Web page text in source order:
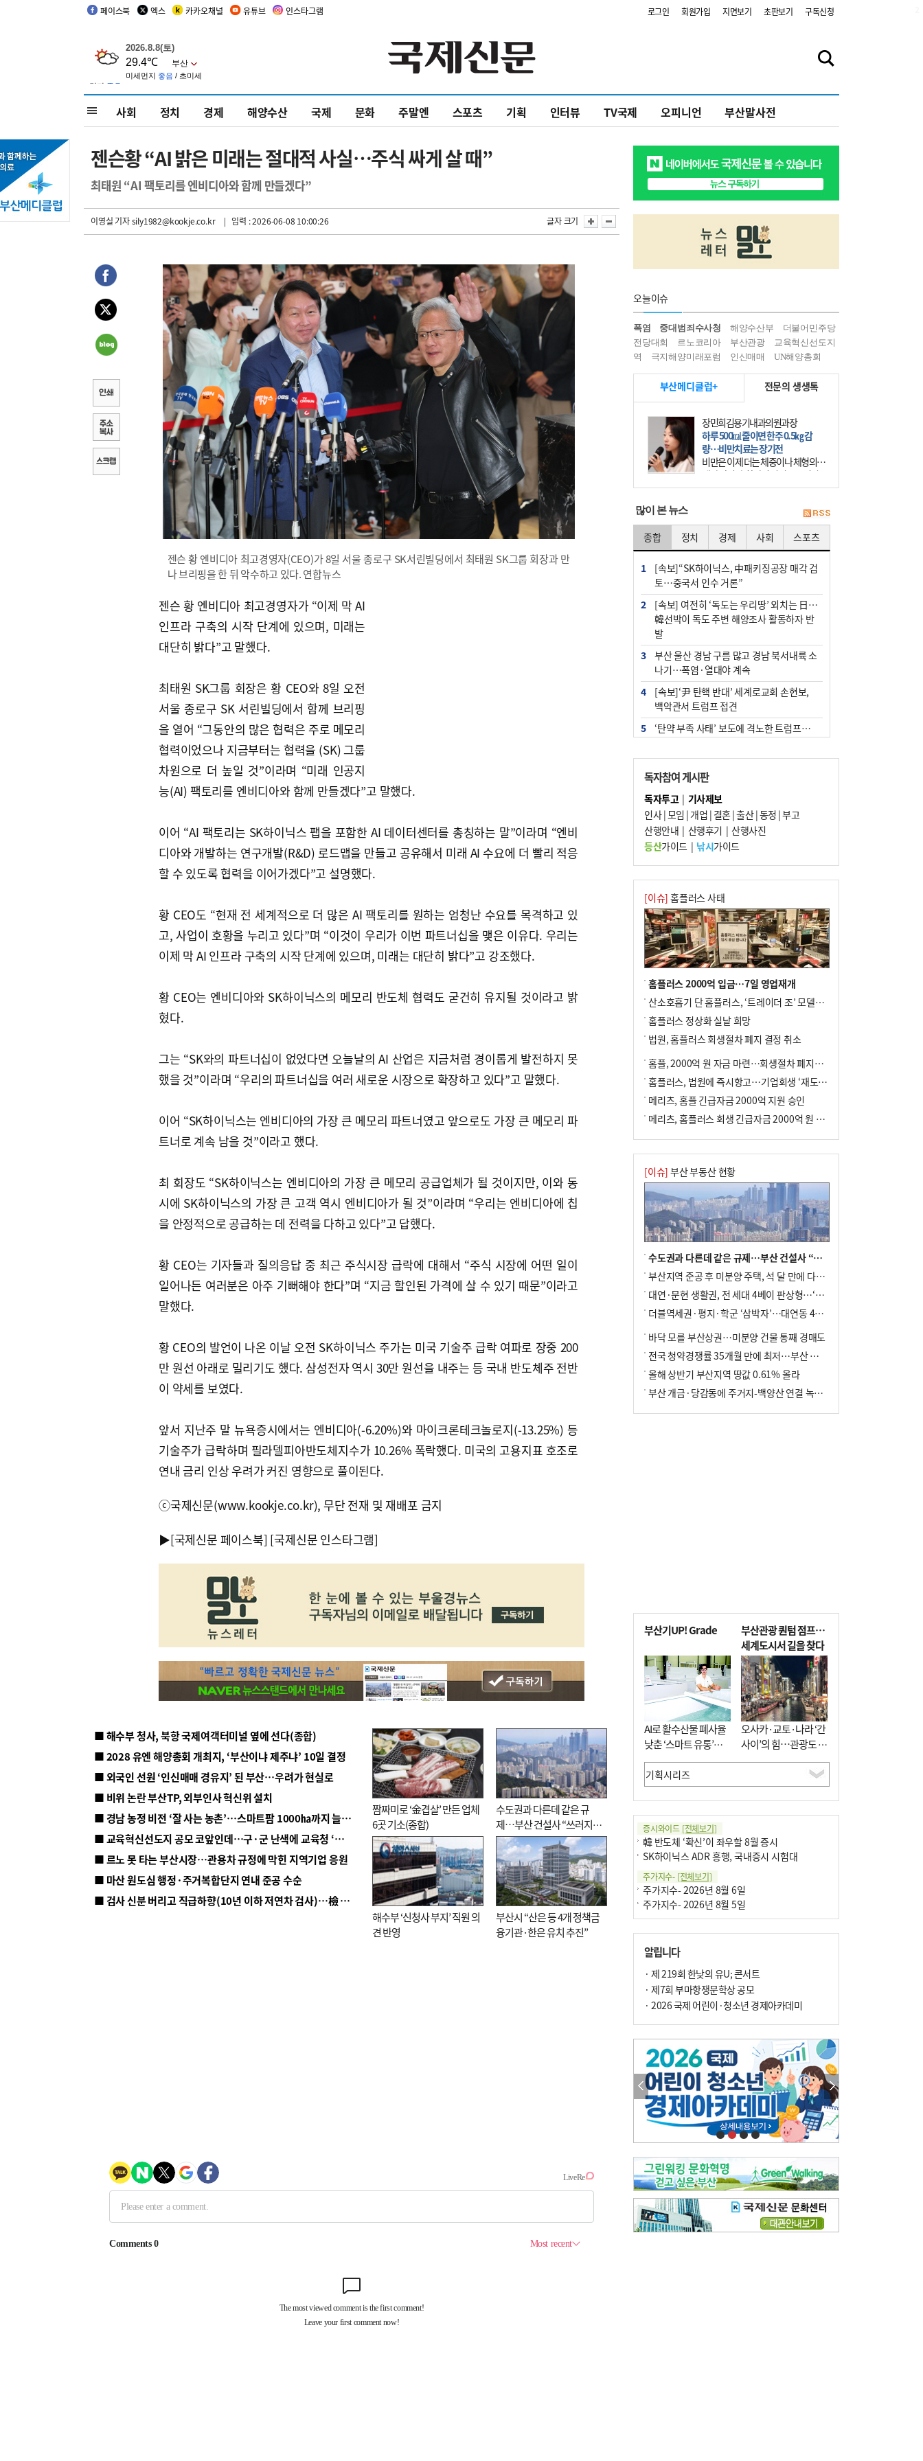
페이스북 엑스 카카오채널 유튜브 인스타그램 로그인 회원가입 지면보기 초판보기 구독신청
사회 정치 경제 해양수산 국제 문화 주말엔 스포츠 기획 인터뷰 TV국제 오피니언 부산말사전
젠슨황 “AI 밝은 미래는 절대적 사실…주식 싸게 살 때”
최태원 “AI 팩토리를 엔비디아와 함께 만들겠다”
이영실 기자sily1982@kookje.co.kr | 입력 : 2026-06-08 10:00:26 글자 크기
젠슨 황 엔비디아 최고경영자(CEO)가 8일 서울 종로구 SK서린빌딩에서 최태원 SK그룹 회장과 만
나 브리핑을 한 뒤 악수하고 있다. 연합뉴스
젠슨 황 엔비디아 최고경영자가 “이제 막 AI
인프라 구축의 시작 단계에 있으며, 미래는
대단히 밝다”고 말했다.
최태원 SK그룹 회장은 황 CEO와 8일 오전
서울 종로구 SK 서린빌딩에서 함께 브리핑
을 열어 “그동안의 많은 협력은 주로 메모리
협력이었으나 지금부터는 협력을 (SK) 그룹
차원으로 더 높일 것”이라며 “미래 인공지
능(AI) 팩토리를 엔비디아와 함께 만들겠다”고 말했다.
이어 “AI 팩토리는 SK하이닉스 팹을 포함한 AI 데이터센터를 총칭하는 말”이라며 “엔비
디아와 개발하는 연구개발(R&D) 로드맵을 만들고 공유해서 미래 AI 수요에 더 빨리 적응
할 수 있도록 협력을 이어가겠다”고 설명했다.
황 CEO도 “현재 전 세계적으로 더 많은 AI 팩토리를 원하는 엄청난 수요를 목격하고 있
고, 사업이 호황을 누리고 있다”며 “이것이 우리가 이번 파트너십을 맺은 이유다. 우리는
이제 막 AI 인프라 구축의 시작 단계에 있으며, 미래는 대단히 밝다”고 강조했다.
황 CEO는 엔비디아와 SK하이닉스의 메모리 반도체 협력도 굳건히 유지될 것이라고 밝
혔다.
그는 “SK와의 파트너십이 없었다면 오늘날의 AI 산업은 지금처럼 경이롭게 발전하지 못
했을 것”이라며 “우리의 파트너십을 여러 새로운 시장으로 확장하고 있다”고 말했다.
이어 “SK하이닉스는 엔비디아의 가장 큰 메모리 파트너였고 앞으로도 가장 큰 메모리 파
트너로 계속 남을 것”이라고 했다.
최 회장도 “SK하이닉스는 엔비디아의 가장 큰 메모리 공급업체가 될 것이지만, 이와 동
시에 SK하이닉스의 가장 큰 고객 역시 엔비디아가 될 것”이라며 “우리는 엔비디아에 칩
을 안정적으로 공급하는 데 전력을 다하고 있다”고 답했다.
황 CEO는 기자들과 질의응답 중 최근 주식시장 급락에 대해서 “주식 시장에 어떤 일이
일어나든 여러분은 아주 기뻐해야 한다”며 “지금 할인된 가격에 살 수 있기 때문”이라고
말했다.
황 CEO의 발언이 나온 이날 오전 SK하이닉스 주가는 미국 기술주 급락 여파로 장중 200
만 원선 아래로 밀리기도 했다. 삼성전자 역시 30만 원선을 내주는 등 국내 반도체주 전반
이 약세를 보였다.
앞서 지난주 말 뉴욕증시에서는 엔비디아(-6.20%)와 마이크론테크놀로지(-13.25%) 등
기술주가 급락하며 필라델피아반도체지수가 10.26% 폭락했다. 미국의 고용지표 호조로
연내 금리 인상 우려가 커진 영향으로 풀이된다.
ⓒ국제신문(www.kookje.co.kr), 무단 전재 및 재배포 금지
▶[국제신문 페이스북] [국제신문 인스타그램]
■ 해수부 청사, 북항 국제여객터미널 옆에 선다(종합)
■ 2028 유엔 해양총회 개최지, ‘부산이냐 제주냐’ 10일 결정
■ 외국인 선원 ‘인신매매 경유지’ 된 부산…우려가 현실로
■ 비위 논란 부산TP, 외부인사 혁신위 설치
■ 경남 농정 비전 ‘잘 사는 농촌’…스마트팜 1000㏊까지 늘린다
■ 교육혁신선도지 공모 코앞인데…구·군 난색에 교육청 ‘쩔쩔’
■ 르노 못 타는 부산시장…관용차 규정에 막힌 지역기업 응원
■ 마산 원도심 행정·주거복합단지 연내 준공 수순
■ 검사 신분 버리고 직급하향(10년 이하 저연차 검사)…檢 중수청행 기피
짬짜미로 ‘金겹살’ 만든 업체
6곳 기소(종합)
수도권과 다른데 같은 규
제…부산 건설사 “쓰러지기
직전”
해수부 ‘신청사 부지’ 직원 의
견 반영
부산시 “산은 등 4개 정책금
융기관·한은 유치 추진”
오늘이슈
폭염 중대범죄수사청 해양수산부
더불어민주당
전당대회
르노코리아 부산관광
교육혁신선도지
역
극지해양미래포럼 인신매매 UN해양총회
부산메디클럽+ 전문의 생생톡
장민희김용기내과의원과장
하루 500㎉ 줄이면 한주 0.5㎏ 감
량…비만치료는 장기전
비만은 이제 더는 체중이나 체형의 문
제가 아니다. 하나의 질병으로 인지
하고 치료와 관리를 해야 한다. 세계
많이 본 뉴스
종합 정치 경제 사회 스포츠
1
[속보]“SK하이닉스, 中패키징공장 매각 검
토…중국서 인수 거론”
2
[속보] 여전히 ‘독도는 우리땅’ 외치는 日…
韓선박이 독도 주변 해양조사 활동하자 반
발
3
부산 울산 경남 구름 많고 경남 북서내륙 소
나기…폭염·열대야 계속
4
[속보]‘尹 탄핵 반대’ 세계로교회 손현보,
백악관서 트럼프 접견
5
‘탄약 부족 사태’ 보도에 격노한 트럼프…
전주보다 3원 ↓
7
노후 상수도관 파열에 폭염 속 사상구 2300
여 가구 6시간 단수
8
[속보] ‘심판 성접대’ 논란 축구협회 공식 사
과…“현재는 부적절 행위 없어”
10 서울 중랑구서 흉기 난동…60대 남성 2명
사망
독자참여 게시판
독자투고| 기사제보
인사|모임 | 개업 | 결혼|출산|동정 |부고
산행안내 | 산행후기 | 산행사진
등산가이드| 낚시가이드
[이슈] 홈플러스 사태
홈플러스 2000억 입금…7일 영업재개
산소호흡기 단 홈플러스, ‘트레이더 조’ 모델로 살아날까
홈플러스 정상화 실낱 희망
법원, 홈플러스 회생절차 폐지 결정 취소
홈플, 2000억 원 자금 마련…회생절차 폐지에 즉시항고(종합)
홈플러스, 법원에 즉시항고…기업회생 ‘재도전’
메리츠, 홈플 긴급자금 2000억 지원 승인
메리츠, 홈플러스 회생 긴급자금 2000억 원 지원 승인
[이슈] 부산 부동산 현황
수도권과 다른데 같은 규제…부산 건설사 “쓰러지기 직전”
부산지역 준공 후 미분양 주택, 석 달 만에 다시 3000가구 넘어서
대연·문현 생활권, 전 세대 4베이 판상형…‘더샵 트리센트’ 내달 분양
더블역세권·평지·학군 ‘삼박자’…대연동 42층 브랜드 단지
바닥 모를 부산상권…미분양 건물 통째 경매도
전국 청약경쟁률 35개월 만에 최저…부산 미분양 ‘적체’ 심화
올해 상반기 부산지역 땅값 0.61% 올라
부산 개금·당감동에 주거지-백양산 연결 녹지 조성
부산기UP! Grade
AI로 활수산물 폐사율
낮춘 ‘스마트 유통’…
사막·산악지대 수출
도전
부산관광 퀀텀 점프…
세계도시서 길을 찾다
오사카·교토·나라 ‘간
사이’의 힘…관광도 뭉
쳐야 흥한다
증시와이드 [전체보기]
韓 반도체 ‘확신’이 좌우할 8월 증시
SK하이닉스 ADR 흥행, 국내증시 시험대
주가지수- [전체보기]
주가지수- 2026년 8월 6일
주가지수- 2026년 8월 5일
알립니다
· 제 219회 한낮의 유U; 콘서트
· 제7회 부마항쟁문학상 공모
· 2026 국제 어린이·청소년 경제아카데미